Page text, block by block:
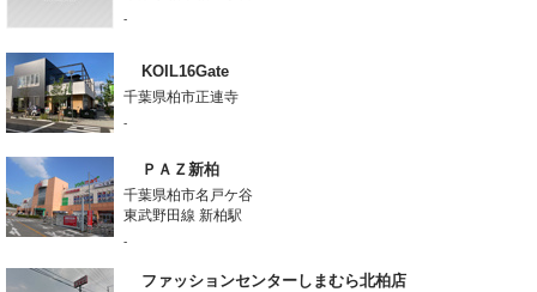
-
KOIL16Gate
千葉県柏市正連寺
-
ＰＡＺ新柏
千葉県柏市名戸ケ谷
東武野田線 新柏駅
-
ファッションセンターしまむら北柏店